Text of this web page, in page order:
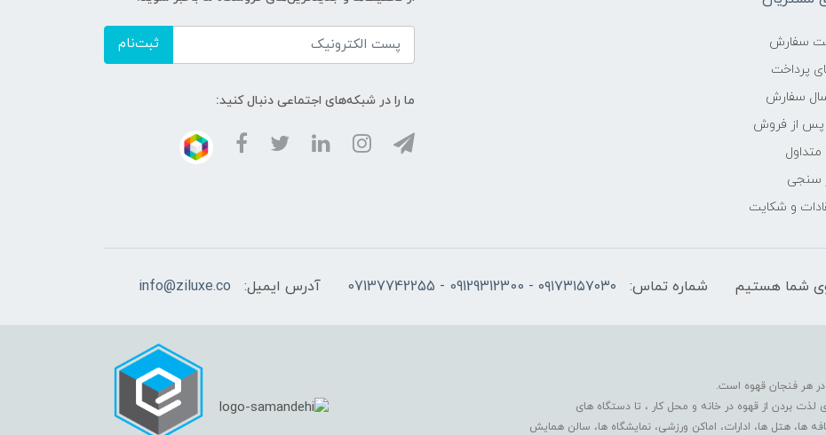
سفارش
پرداخت
سفارش
از فروش
سنجی
و شکایت
ثبت‌نام
ما را در شبکه‌های اجتماعی دنبال کنید:
شماره تماس: ۰۹۱۷۳۱۵۷۰۳۰ - 09129312300 - 07137742255 آدرس ایمیل: info@ziluxe.co
هر فنجان قهوه است.
لذت بردن از قهوه در خانه و محل کار ، تا دستگاه های
ها، هتل ها، ادارات، اماکن ورزشی، نمایشگاه ها، سالن همایش